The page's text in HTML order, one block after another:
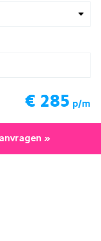
€ 285 p/m
»